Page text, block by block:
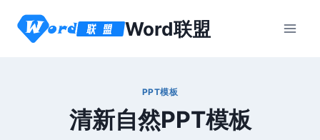
Word联盟
PPT模板
清新自然PPT模板